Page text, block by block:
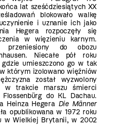
lat sześćdziesiątych XX
blokowało walkę
i uznanie ich jako
Hegera rozpoczęły się
w więzieniu karnym.
do obozu
Niecałe pół roku
umieszczono go w tak
którym izolowano więźniów
został wyzwolony
w trakcie marszu śmierci
do KL Dachau.
Heinza Hegera Die Männer
opublikowana w 1972 roku
w Wielkiej Brytanii, w 2002